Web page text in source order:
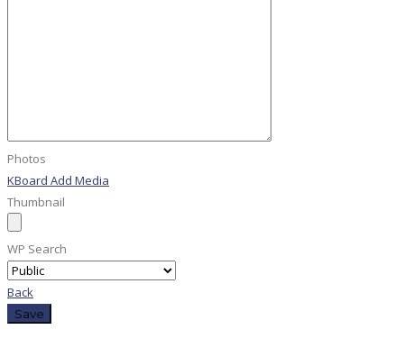
Photos
KBoard Add Media
Thumbnail
WP Search
Back
Save